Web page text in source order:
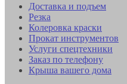
Доставка и подъем
Резка
Колеровка краски
Прокат инструментов
Услуги спецтехники
Заказ по телефону
Крыша вашего дома